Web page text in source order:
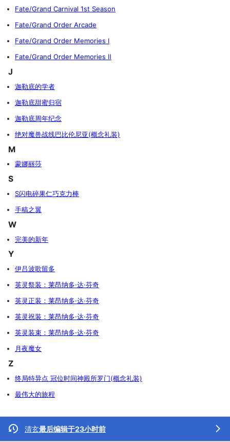
Fate/Grand Carnival 1st Season
Fate/Grand Order Arcade
Fate/Grand Order Memories Ⅰ
Fate/Grand Order Memories Ⅱ
J
迦勒底的学者
迦勒底甜蜜归宿
迦勒底周年纪念
绝对魔兽战线巴比伦尼亚(概念礼装)
M
蒙娜丽莎
S
S闪电碎果仁巧克力棒
手稿之翼
W
完美的新年
Y
伊吕波歌留多
英灵祭装：莱昂纳多·达·芬奇
英灵正装：莱昂纳多·达·芬奇
英灵祝装：莱昂纳多·达·芬奇
英灵装束：莱昂纳多·达·芬奇
月夜魔女
Z
终局特异点 冠位时间神殿所罗门(概念礼装)
最伟大的旅程
清玄最后编辑于23小时前